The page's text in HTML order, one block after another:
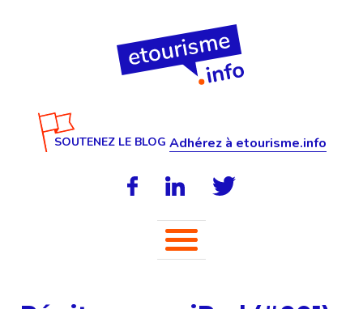
SOUTENEZ LE BLOG Adhérez à etourisme.info